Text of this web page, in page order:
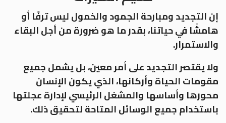
إن التجديد ومبارحة الجمود والخمول ليس ترفًا أو
هامشًا في حياتنا، بقدر ما هو ضرورة من أجل البقاء
والاستمرار.
ولا يقتصر التجديد على أمر معين، بل يشمل جميع
مقومات الحياة وأركانها، الذي يكون الإنسان
محورها وأساسها والمشغل الرئيسي لإدارة عجلتها
باستخدام جميع الوسائل المتاحة لتحقيق ذلك.